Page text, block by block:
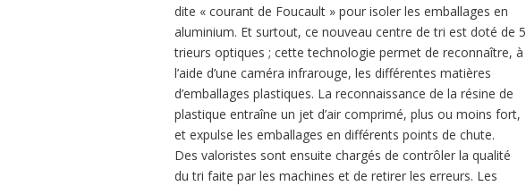
dite « courant de Foucault » pour isoler les emballages en
aluminium. Et surtout, ce nouveau centre de tri est doté de 5
trieurs optiques ; cette technologie permet de reconnaître, à
l’aide d’une caméra infrarouge, les différentes matières
d’emballages plastiques. La reconnaissance de la résine de
plastique entraîne un jet d’air comprimé, plus ou moins fort,
et expulse les emballages en différents points de chute.
Des valoristes sont ensuite chargés de contrôler la qualité
du tri faite par les machines et de retirer les erreurs. Les